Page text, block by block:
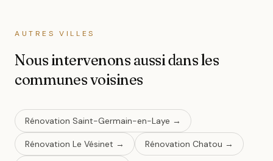
AUTRES VILLES
Nous intervenons aussi dans les
communes voisines
Rénovation Saint-Germain-en-Laye →
Rénovation Le Vésinet → Rénovation Chatou →